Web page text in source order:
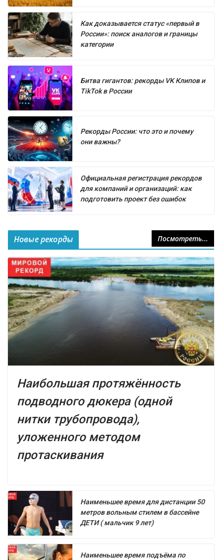
Как доказывается статус «первый в
России»: поиск аналогов и границы
категории
Битва гигантов: рекорды VK Клипов и
TikTok в России
Рекорды России: что это и почему
они важны?
Официальная регистрация рекордов
для компаний и организаций: как
подготовить проект без ошибок
Новые рекорды Посмотреть...
Наибольшая протяжённость
подводного дюкера (одной
нитки трубопровода),
уложенного методом
протаскивания
Наименьшее время для дистанции 50
метров вольным стилем в бассейне
ДЕТИ ( мальчик 9 лет)
Наименьшее время подъёма по